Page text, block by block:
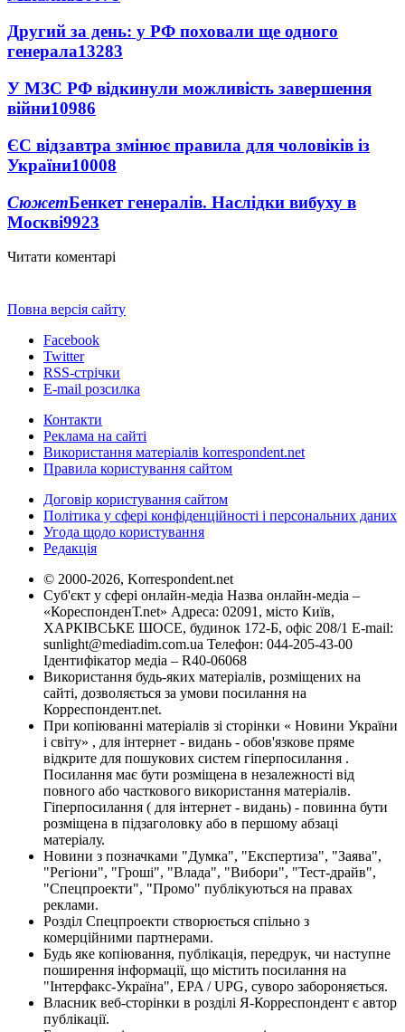
Другий за день: у РФ поховали ще одного
генерала13283
У МЗС РФ відкинули можливість завершення
війни10986
ЄС відзавтра змінює правила для чоловіків із
України10008
СюжетБенкет генералів. Наслідки вибуху в
Москві9923
Читати коментарі
Повна версія сайту
Facebook
Twitter
RSS-стрічки
E-mail розсилка
Контакти
Реклама на сайті
Використання матеріалів korrespondent.net
Правила користування сайтом
Договір користування сайтом
Політика у сфері конфіденційності і персональних даних
Угода щодо користування
Редакція
© 2000-2026, Korrespondent.net
Суб'єкт у сфері онлайн-медіа Назва онлайн-медіа –
«КореспонденТ.net» Адреса: 02091, місто Київ,
ХАРКІВСЬКЕ ШОСЕ, будинок 172-Б, офіс 208/1 E-mail:
sunlight@mediadim.com.ua Телефон: 044-205-43-00
Ідентифікатор медіа – R40-06068
Використання будь-яких матеріалів, розміщених на
сайті, дозволяється за умови посилання на
Корреспондент.net.
При копіюванні матеріалів зі сторінки « Новини України
і світу» , для інтернет - видань - обов'язкове пряме
відкрите для пошукових систем гіперпосилання .
Посилання має бути розміщена в незалежності від
повного або часткового використання матеріалів.
Гіперпосилання ( для інтернет - видань) - повинна бути
розміщена в підзаголовку або в першому абзаці
матеріалу.
Новини з позначками "Думка", "Експертиза", "Заява",
"Регіони", "Гроші", "Влада", "Вибори", "Тест-драйв",
"Спецпроекти", "Промо" публікуються на правах
реклами.
Розділ Спецпроекти створюється спільно з
комерційними партнерами.
Будь яке копіювання, публікація, передрук, чи наступне
поширення інформації, що містить посилання на
"Інтерфакс-Україна", EPA / UPG, суворо забороняється.
Власник веб-сторінки в розділі Я-Корреспондент є автор
публікації.